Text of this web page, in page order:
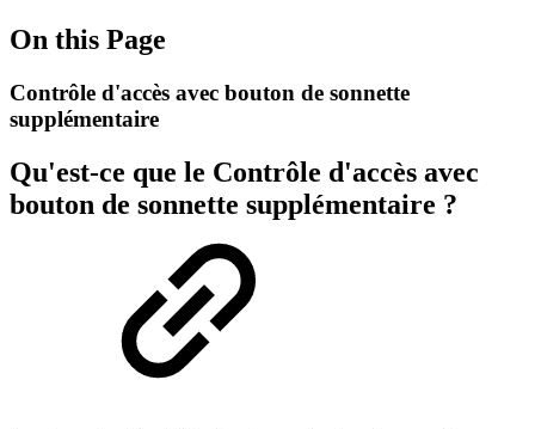
On this Page
Contrôle d'accès avec bouton de sonnette
supplémentaire
Qu'est-ce que le Contrôle d'accès avec
bouton de sonnette supplémentaire ?